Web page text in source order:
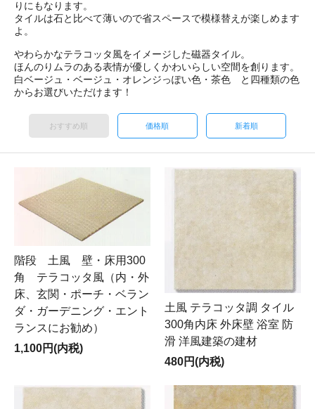
りにもなります。
タイルは石と比べて薄いので省スペースで模様替えが楽しめます
よ。
やわらかなテラコッタ風をイメージした磁器タイル。
ほんのりムラのある表情が優しくかわいらしい空間を創ります。
白ベージュ・ベージュ・オレンジっぽい色・茶色 と四種類の色
からお選びいただけます！
おすすめ順 価格順 新着順
階段 土風 壁・床用300
角 テラコッタ風（内・外
床、玄関・ポーチ・ベラン
ダ・ガーデニング・エント
ランスにお勧め）
1,100円(内税)
土風 テラコッタ調 タイル
300角内床 外床壁 浴室 防
滑 洋風建築の建材
480円(内税)